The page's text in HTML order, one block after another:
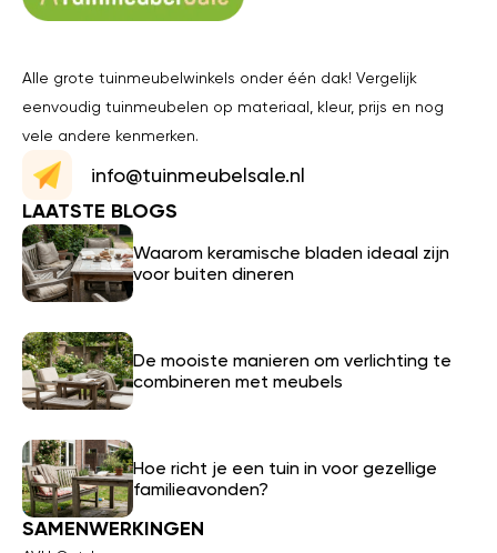
Alle grote tuinmeubelwinkels onder één dak! Vergelijk
eenvoudig tuinmeubelen op materiaal, kleur, prijs en nog
vele andere kenmerken.
info@tuinmeubelsale.nl
LAATSTE BLOGS
Waarom keramische bladen ideaal zijn
voor buiten dineren
De mooiste manieren om verlichting te
combineren met meubels
Hoe richt je een tuin in voor gezellige
familieavonden?
SAMENWERKINGEN